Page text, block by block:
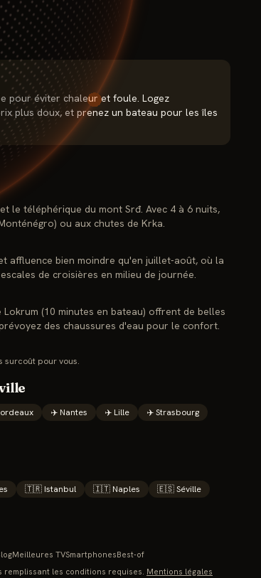
pour éviter chaleur et foule. Logez
plus doux, et prenez un bateau pour les îles
le téléphérique du mont Srđ. Avec 4 à 6 nuits,
ou aux chutes de Krka.
affluence bien moindre qu'en juillet-août, où la
de croisières en milieu de journée.
(10 minutes en bateau) offrent de belles
des chaussures d'eau pour le confort.
surcoût pour vous.
✈️ Nantes ✈️ Lille ✈️Strasbourg
🇹🇷 Istanbul 🇮🇹 Naples 🇪🇸Séville
Meilleures TVSmartphonesBest-of
remplissant les conditions requises. Mentions légales